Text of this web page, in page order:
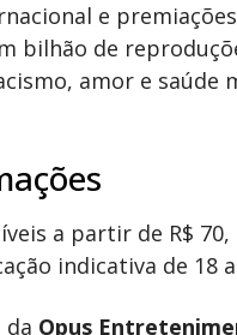
e
bilhão de
amor e saúde
a partir de R$
indicativa de 18
da Opus